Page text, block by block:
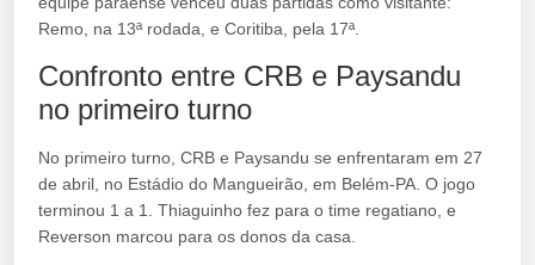
Remo, na 13ª rodada, e Coritiba, pela 17ª.
Confronto entre CRB e Paysandu
no primeiro turno
No primeiro turno, CRB e Paysandu se enfrentaram em 27
de abril, no Estádio do Mangueirão, em Belém-PA. O jogo
terminou 1 a 1. Thiaguinho fez para o time regatiano, e
Reverson marcou para os donos da casa.